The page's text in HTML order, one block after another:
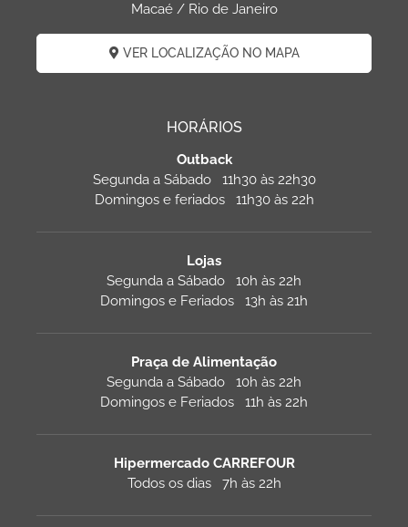
Macaé / Rio de Janeiro
VER LOCALIZAÇÃO NO MAPA
HORÁRIOS
Outback
Segunda a Sábado 11h30 às 22h30
Domingos e feriados 11h30 às 22h
Lojas
Segunda a Sábado 10h às 22h
Domingos e Feriados 13h às 21h
Praça de Alimentação
Segunda a Sábado 10h às 22h
Domingos e Feriados 11h às 22h
Hipermercado CARREFOUR
Todos os dias 7h às 22h